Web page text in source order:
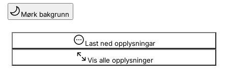
Lag og foreining
Registrere, endre, slette
Mørk bakgrunn
Last ned opplysningar
Vis alle opplysninger
Opplysninger er skjult